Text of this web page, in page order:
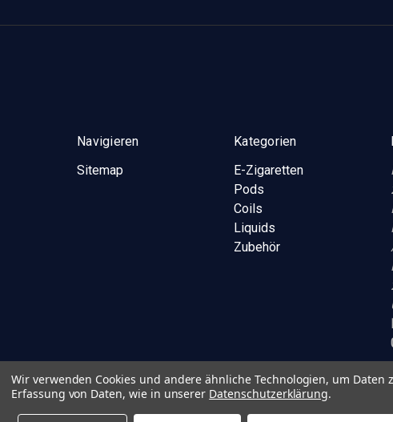
Navigieren
Sitemap
Kategorien
E-Zigaretten
Pods
Coils
Liquids
Zubehör
Wir verwenden Cookies und andere ähnliche Technologien, um
Erfassung von Daten, wie in unserer Datenschutzerklärung.